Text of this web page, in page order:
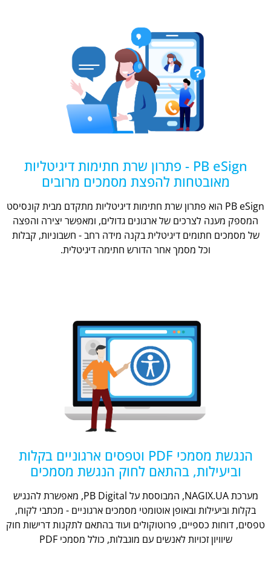
PB eSign - פתרון שרת חתימות דיגיטליות
מאובטחות להפצת מסמכים מרובים
PB eSign הוא פתרון שרת חתימות דיגיטליות מתקדם מבית קונסיסט
המספק מענה לצרכים של ארגונים גדולים, ומאפשר יצירה והפצה
של מסמכים חתומים דיגיטלית בקנה מידה רחב - חשבוניות, קבלות
וכל מסמך אחר הדורש חתימה דיגיטלית.
הנגשת מסמכי PDF וטפסים ארגוניים בקלות
וביעילות, בהתאם לחוק הנגשת מסמכים
מערכת NAGIX.UA, המבוססת על PB Digital, מאפשרת להנגיש
בקלות וביעילות ובאופן אוטומטי מסמכים ארגוניים - מכתבי לקוח,
טפסים, דוחות כספיים, פרוטוקולים ועוד בהתאם לתקנות דרישות חוק
שיוויון זכויות לאנשים עם מוגבלות, כולל מסמכי PDF